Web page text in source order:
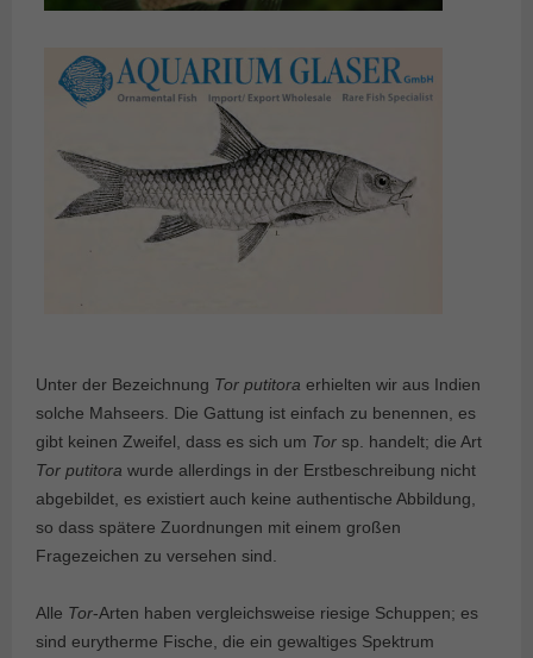
Unter der Bezeichnung Tor putitora erhielten wir aus Indien
solche Mahseers. Die Gattung ist einfach zu benennen, es
gibt keinen Zweifel, dass es sich um Tor sp. handelt; die Art
Tor putitora wurde allerdings in der Erstbeschreibung nicht
abgebildet, es existiert auch keine authentische Abbildung,
so dass spätere Zuordnungen mit einem großen
Fragezeichen zu versehen sind.
Alle Tor-Arten haben vergleichsweise riesige Schuppen; es
sind eurytherme Fische, die ein gewaltiges Spektrum